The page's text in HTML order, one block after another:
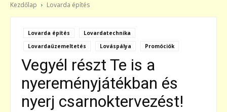
Kezdőlap Lovarda építés
Lovarda építés
Lovardatechnika
Lovardaüzemeltetés
Lováspálya Promóciók
Vegyél részt Te is a
nyereményjátékban és
nyerj csarnoktervezést!